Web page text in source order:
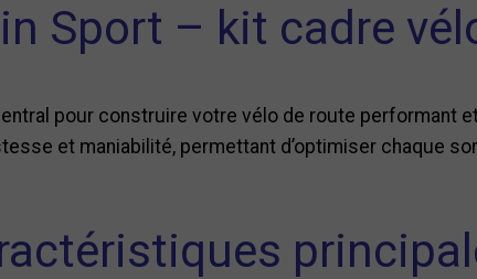
Sport – kit cadre
pour construire votre vélo de route performant
et maniabilité, permettant d’optimiser chaque